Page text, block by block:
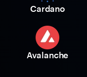
Cardano
Avalanche